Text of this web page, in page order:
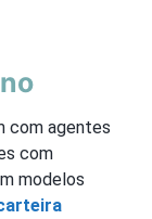
com agentes
com
modelos